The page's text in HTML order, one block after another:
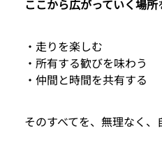
ここから広がっていく場所
・走りを楽しむ
・所有する歓びを味わう
・仲間と時間を共有する
そのすべてを、無理なく、